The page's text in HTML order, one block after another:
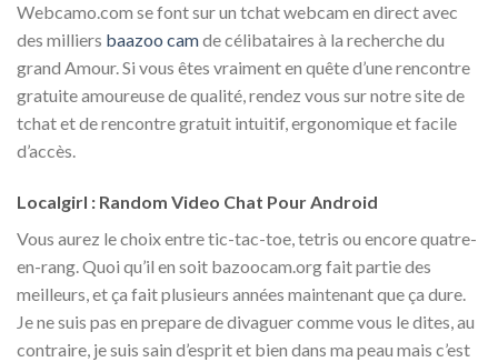
Webcamo.com se font sur un tchat webcam en direct avec
des milliers baazoo camde célibataires à la recherche du
grand Amour. Si vous êtes vraiment en quête d’une rencontre
gratuite amoureuse de qualité, rendez vous sur notre site de
tchat et de rencontre gratuit intuitif, ergonomique et facile
d’accès.
Localgirl : Random Video Chat Pour Android
Vous aurez le choix entre tic-tac-toe, tetris ou encore quatre-
en-rang. Quoi qu’il en soit bazoocam.org fait partie des
meilleurs, et ça fait plusieurs années maintenant que ça dure.
Je ne suis pas en prepare de divaguer comme vous le dites, au
contraire, je suis sain d’esprit et bien dans ma peau mais c’est